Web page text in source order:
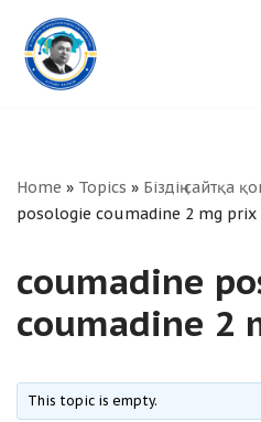
Skip
to
Home » Topics » Біздің сайтқа
posologie coumadine 2 mg prix
coumadine
coumadine 2
This topic is empty.